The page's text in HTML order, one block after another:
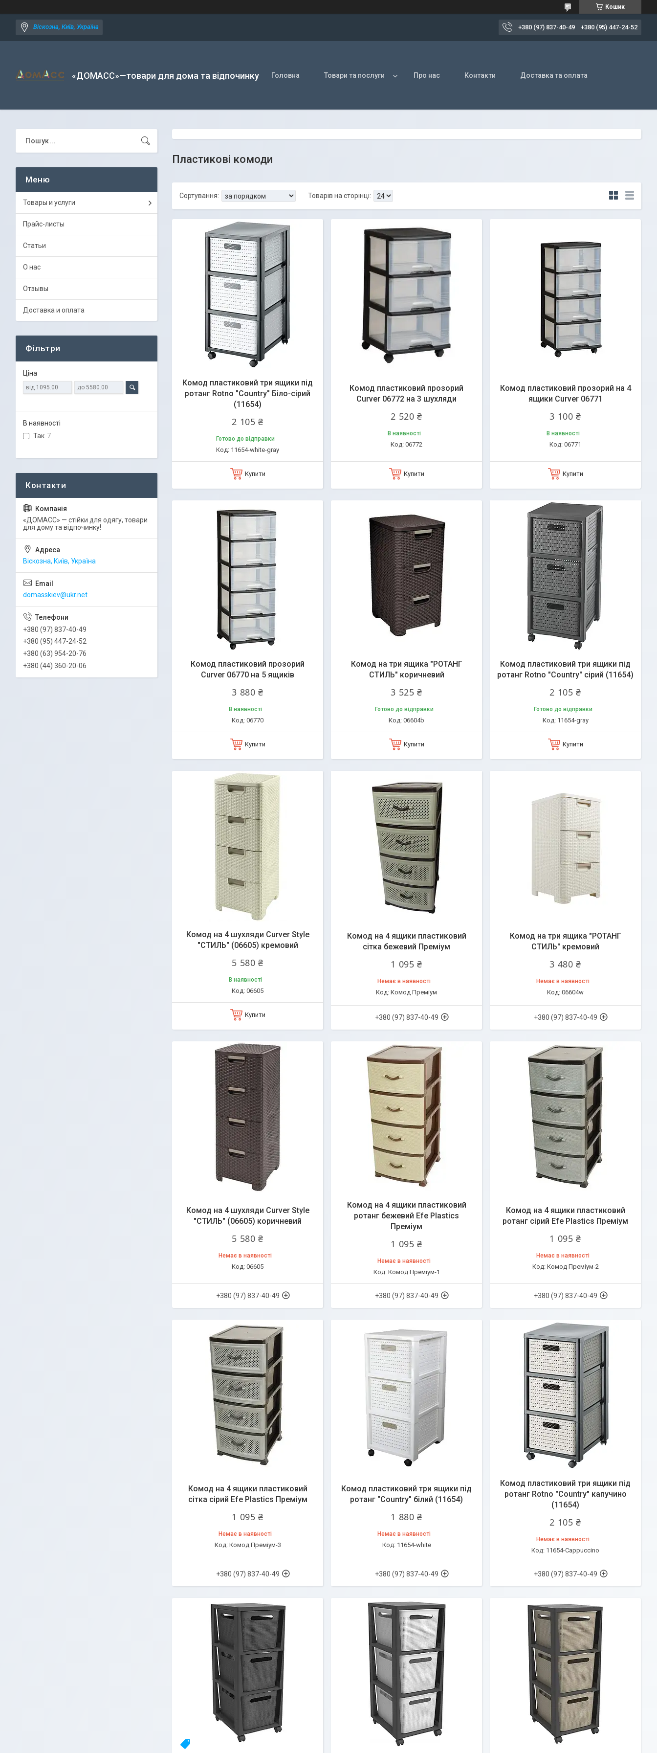
Кошик
Віскозна, Київ, Україна +380 (97) 837-40-49 +380 (95) 447-24-52
«ДОМАСС»—товари для дома та відпочинку Головна Товари та послуги Про нас Контакти Доставка та оплата
Пластикові комоди
Комод пластиковий три ящики під
ротанг Rotno "Country" Біло-сірий
(11654)
2 105 ₴
Готово до відправки
11654-white-gray
Купити
Комод пластиковий прозорий
Curver 06772 на 3 шухляди
2 520 ₴
В наявності
06772
Купити
Комод пластиковий прозорий на 4
ящики Curver 06771
3 100 ₴
В наявності
06771
Купити
Комод пластиковий прозорий
Curver 06770 на 5 ящиків
3 880 ₴
В наявності
06770
Купити
Комод на три ящика "РОТАНГ
СТИЛЬ" коричневий
3 525 ₴
Готово до відправки
06604b
Купити
Комод пластиковий три ящики під
ротанг Rotno "Country" сірий (11654)
2 105 ₴
Готово до відправки
11654-gray
Купити
Комод на 4 шухляди Curver Style
"СТИЛЬ" (06605) кремовий
5 580 ₴
В наявності
06605
Купити
Комод на 4 ящики пластиковий
сітка бежевий Преміум
1 095 ₴
Немає в наявності
Комод Преміум
+380 (97) 837-40-49
Комод на три ящика "РОТАНГ
СТИЛЬ" кремовий
3 480 ₴
Немає в наявності
06604w
+380 (97) 837-40-49
Комод на 4 шухляди Curver Style
"СТИЛЬ" (06605) коричневий
5 580 ₴
Немає в наявності
06605
+380 (97) 837-40-49
Комод на 4 ящики пластиковий
ротанг бежевий Efe Plastics
Преміум
1 095 ₴
Немає в наявності
Комод Преміум-1
+380 (97) 837-40-49
Комод на 4 ящики пластиковий
ротанг сірий Efe Plastics Преміум
1 095 ₴
Немає в наявності
Комод Преміум-2
+380 (97) 837-40-49
Комод на 4 ящики пластиковий
сітка сірий Efe Plastics Преміум
1 095 ₴
Немає в наявності
Комод Преміум-3
+380 (97) 837-40-49
Комод пластиковий три ящики під
ротанг "Country" білий (11654)
1 880 ₴
Немає в наявності
11654-white
+380 (97) 837-40-49
Комод пластиковий три ящики під
ротанг Rotno "Country" капучино
(11654)
2 105 ₴
Немає в наявності
11654-Cappuccino
+380 (97) 837-40-49
Товары и услуги
Прайс-листы
Статьи
О нас
Отзывы
Доставка и оплата
Фільтри
Ціна
В наявності
Так 7
«ДОМАСС» — стійки для одягу, товари
для дому та відпочинку!
Віскозна, Київ, Україна
domasskiev@ukr.net
+380 (97) 837-40-49
+380 (95) 447-24-52
+380 (63) 954-20-76
+380 (44) 360-20-06